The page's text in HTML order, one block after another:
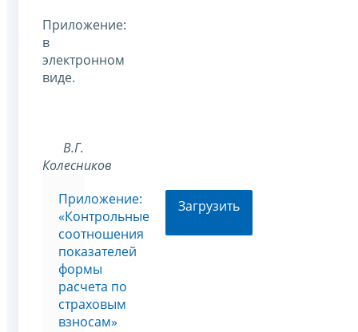
Приложение:
в
электронном
виде.
В.Г.
Колесников
Приложение:
«Контрольные
соотношения
показателей
формы
расчета по
страховым
взносам»
Загрузить